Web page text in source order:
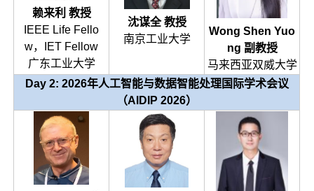
赖来利 教授
IEEE Life Fello
w，IET Fellow
广东工业大学
沈谋全 教授
南京工业大学
Wong Shen Yuo
ng 副教授
马来西亚双威大学
Day 2: 2026年人工智能与数据智能处理国际学术会议
（AIDIP 2026）